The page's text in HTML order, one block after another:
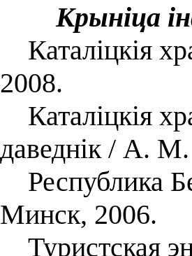
Крыніца
Каталіцкія
2008.
Каталіцкія
даведнік / А.
Республика
Минск, 2006.
Туристская